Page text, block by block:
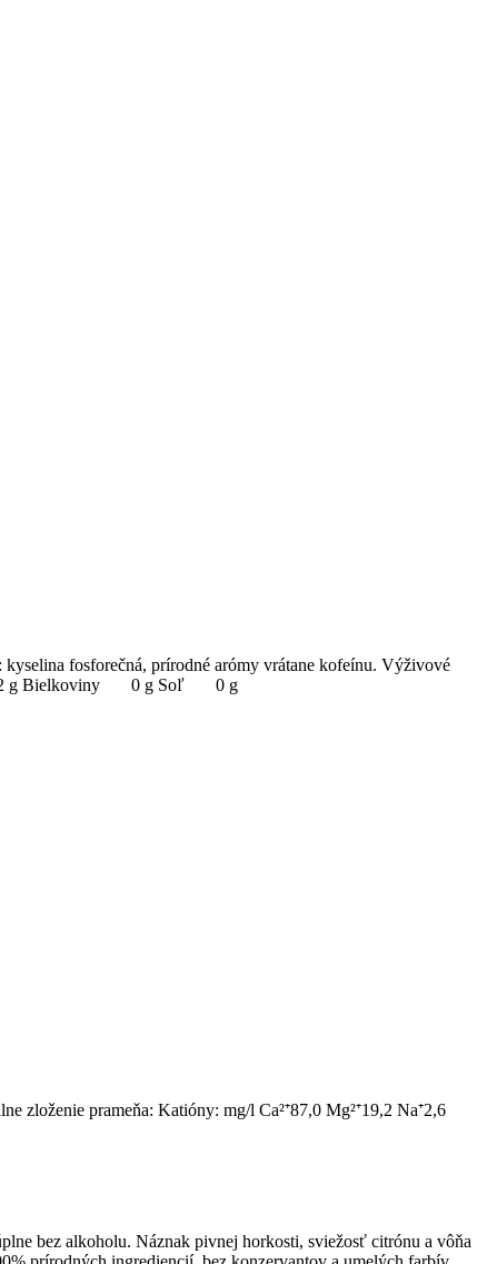
fosforečná, prírodné arómy vrátane kofeínu. Výživové
g Bielkoviny 0 g Soľ 0 g
prameňa: Katióny: mg/l Ca²⁺87,0 Mg²⁺19,2 Na⁺2,6
bez alkoholu. Náznak pivnej horkosti, sviežosť citrónu a vôňa